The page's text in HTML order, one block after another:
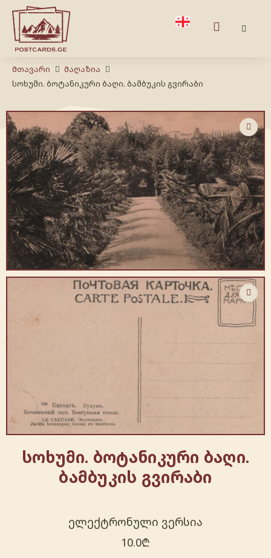
Მთავარი
Მაღაზია
სოხუმი. ბოტანიკური ბაღი. ბამბუკის გვირაბი
სოხუმი. ბოტანიკური ბაღი.
ბამბუკის გვირაბი
ელექტრონული ვერსია
10.0₾